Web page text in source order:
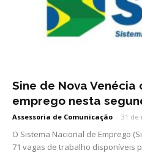
Sine de Nova
emprego nesta
Assessoria de Comunicação - 31 de
O Sistema Nacional de Emprego
71 vagas de trabalho disponíveis